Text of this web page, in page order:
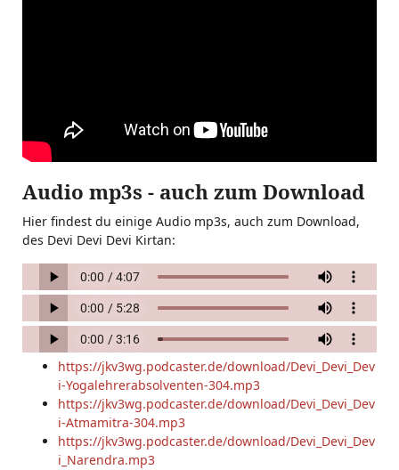
Audio mp3s - auch zum Download
Hier findest du einige Audio mp3s, auch zum Download,
des Devi Devi Devi Kirtan:
https://jkv3wg.podcaster.de/download/Devi_Devi_Dev
i-Yogalehrerabsolventen-304.mp3
https://jkv3wg.podcaster.de/download/Devi_Devi_Dev
i-Atmamitra-304.mp3
https://jkv3wg.podcaster.de/download/Devi_Devi_Dev
i_Narendra.mp3